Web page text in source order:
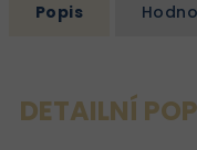
Popis
DETAILNÍ